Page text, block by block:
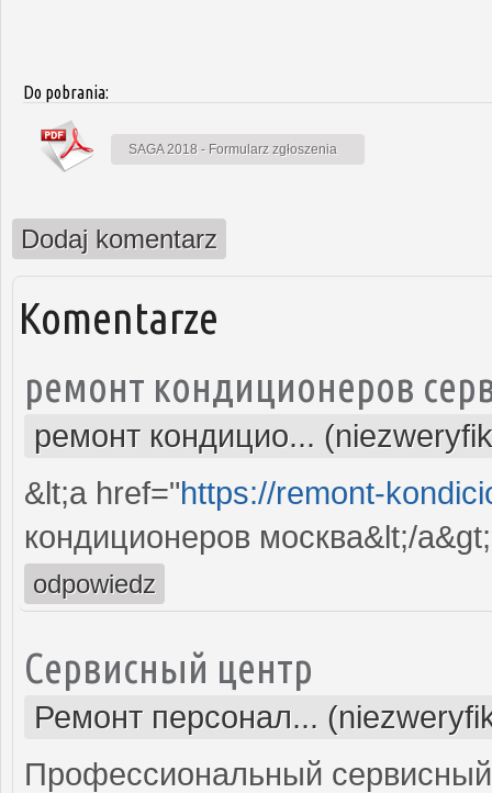
Do pobrania:
SAGA 2018 - Formularz zgłoszenia
Dodaj komentarz
Komentarze
ремонт кондиционеров
ремонт кондицио...
&lt;a href="https://remont-
кондиционеров москва&lt;/a&gt;
odpowiedz
Сервисный центр
Ремонт персонал...
Профессиональный